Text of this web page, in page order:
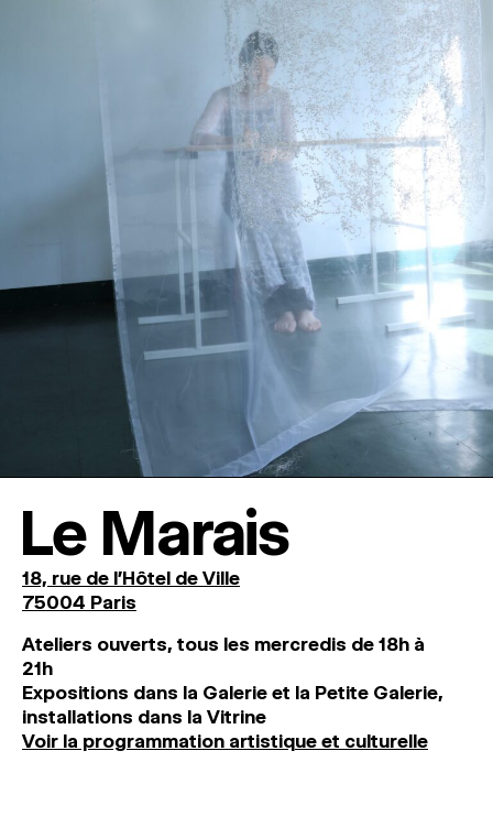
Le Marais
18, rue de l'Hôtel de Ville
75004 Paris
Ateliers ouverts, tous les mercredis de 18h à
21h
Expositions dans la Galerie et la Petite Galerie,
installations dans la Vitrine
Voir la programmation artistique et culturelle